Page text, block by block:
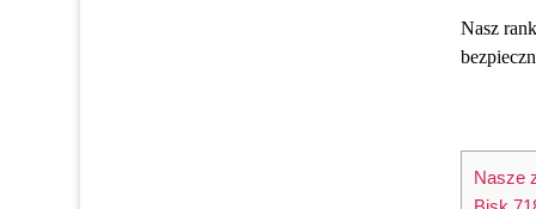
Nasz
Nasze